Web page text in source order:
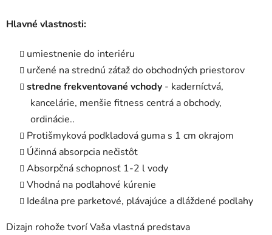
Hlavné vlastnosti:
umiestnenie do interiéru
určené na strednú záťaž do obchodných priestorov
stredne frekventované vchody - kaderníctvá,
kancelárie, menšie fitness centrá a obchody,
ordinácie..
Protišmyková podkladová guma s 1 cm okrajom
Účinná absorpcia nečistôt
Absorpčná schopnosť 1-2 l vody
Vhodná na podlahové kúrenie
Ideálna pre parketové, plávajúce a dláždené podlahy
Dizajn rohože tvorí Vaša vlastná predstava